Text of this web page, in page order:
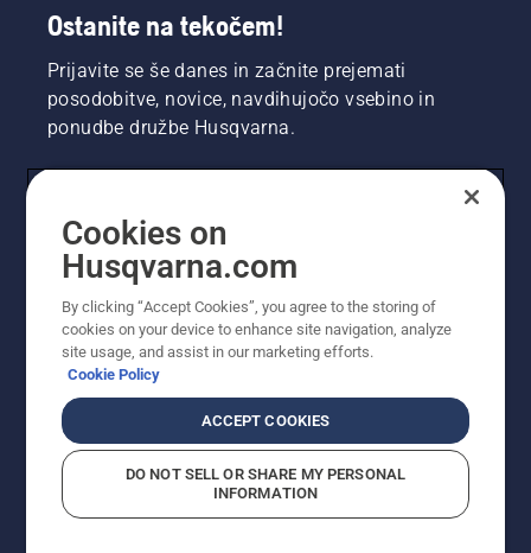
Ostanite na tekočem!
Prijavite se še danes in začnite prejemati
posodobitve, novice, navdihujočo vsebino in
ponudbe družbe Husqvarna.
Cookies on
Husqvarna.com
By clicking “Accept Cookies”, you agree to the storing of
cookies on your device to enhance site navigation, analyze
site usage, and assist in our marketing efforts.
Cookie Policy
ACCEPT COOKIES
DO NOT SELL OR SHARE MY PERSONAL
INFORMATION